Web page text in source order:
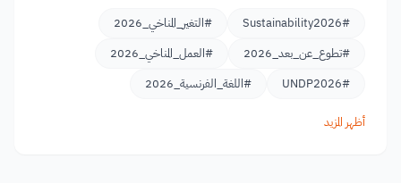
#Sustainability2026
#التغير_المناخي_2026
#تطوع_عن_بعد_2026
#العمل_المناخي_2026
#UNDP2026
#اللغة_الفرنسية_2026
أظهر المزيد